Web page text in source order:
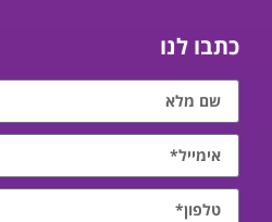
כתבו לנו